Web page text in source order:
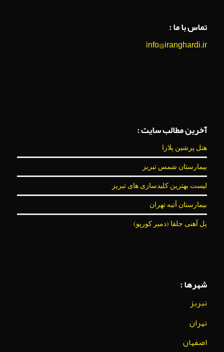
تماس با ما :
info@iranghardi.ir
آخرین مطالب سایت :
هتل پرشین پلازا
بیمارستان شمس تبریز
لیست بهترین کلیدسازی های تبریز
بیمارستان آتیه تهران
پل آهنی جلفا (دمیر کورپو)
شهرها :
تبریز
تهران
اصفهان